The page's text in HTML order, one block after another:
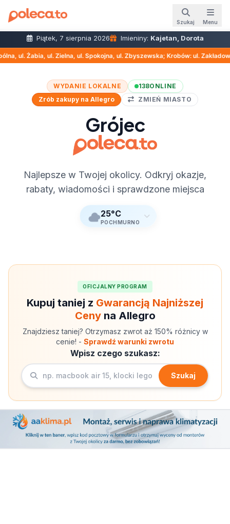
Szukaj Menu
Piątek, 7 sierpnia 2026 Imieniny: Kajetan, Dorota
ul. Spokojna, ul. Zbyszewska; Krobów: ul. Zakładowa, ul. Fiołkowa (11.08
WYDANIE LOKALNE 138ONLINE
Zrób zakupy na Allegro
ZMIEŃ MIASTO
Grójec
Najlepsze w Twojej okolicy. Odkryj okazje,
rabaty, wiadomości i sprawdzone miejsca
25°C
POCHMURNO
OFICJALNY PROGRAM
Kupuj taniej z Gwarancją Najniższej
Cenyna Allegro
Znajdziesz taniej? Otrzymasz zwrot aż 150% różnicy w
cenie! - Sprawdź warunki zwrotu
Wpisz czego szukasz:
Szukaj